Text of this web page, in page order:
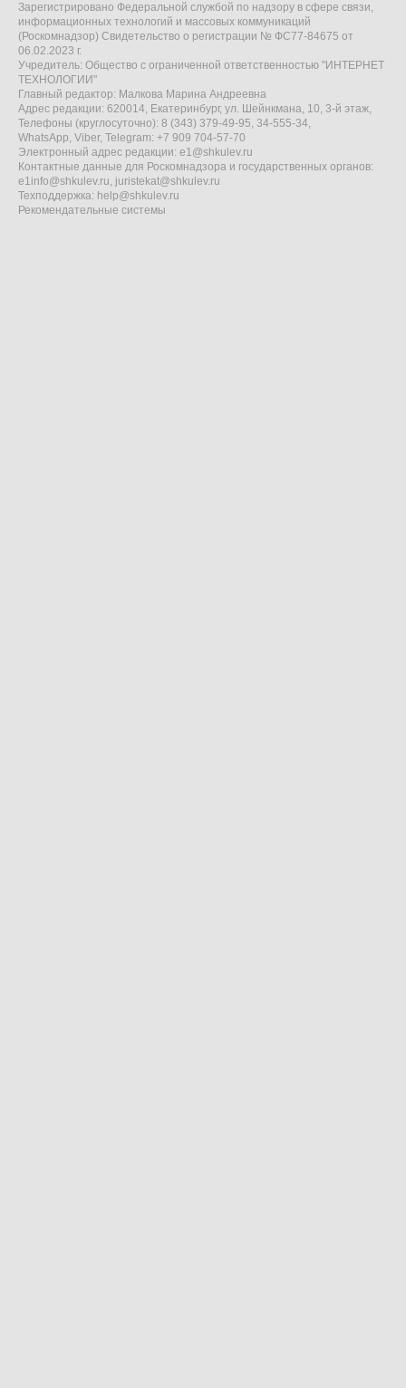
Зарегистрировано Федеральной службой по надзору в сфере связи,
информационных технологий и массовых коммуникаций
(Роскомнадзор) Свидетельство о регистрации № ФС77-84675 от
06.02.2023 г.
Учредитель: Общество с ограниченной ответственностью "ИНТЕРНЕТ
ТЕХНОЛОГИИ"
Главный редактор: Малкова Марина Андреевна
Адрес редакции: 620014, Екатеринбург, ул. Шейнкмана, 10, 3-й этаж,
Телефоны (круглосуточно): 8 (343) 379-49-95, 34-555-34,
WhatsApp, Viber, Telegram: +7 909 704-57-70
Электронный адрес редакции: e1@shkulev.ru
Контактные данные для Роскомнадзора и государственных органов:
e1info@shkulev.ru, juristekat@shkulev.ru
Техподдержка: help@shkulev.ru
Рекомендательные системы